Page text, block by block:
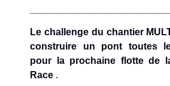
Le challenge du chantier
construire un pont toutes
pour la prochaine flotte de
Race .